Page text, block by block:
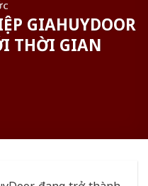
GIAHUYDOOR
THỜI GIAN